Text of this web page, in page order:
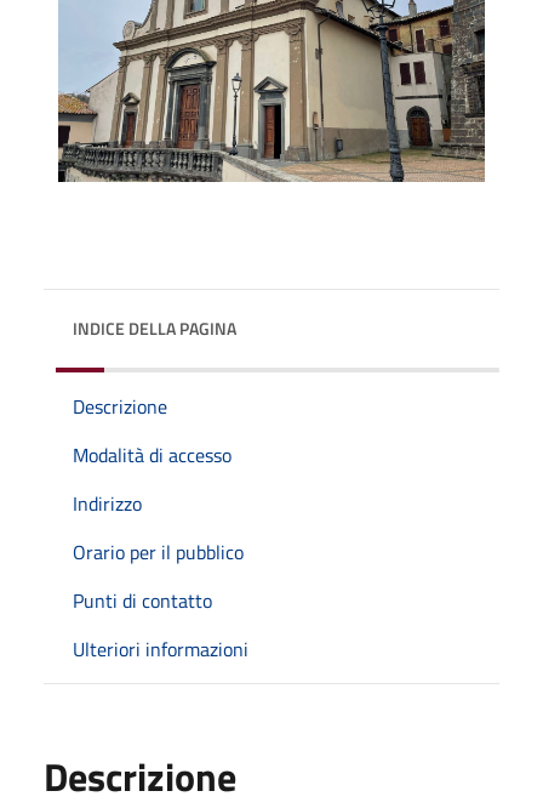
INDICE DELLA PAGINA
Descrizione
Modalità di accesso
Indirizzo
Orario per il pubblico
Punti di contatto
Ulteriori informazioni
Descrizione